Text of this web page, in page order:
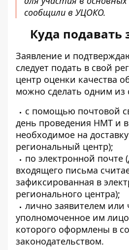
сообщили в УЦОКО.
Куда подавать
Заявление и
следует подать в свой
центр оценки качества
можно сделать одним из
с помощью почтовой
день проведения НМТ и
необходимое на
региональный центр);
по электронной почте
входящего письма
зафиксированная в
регионального центра);
лично заявителем или
уполномоченное им
которого оформлены в
законодательством.